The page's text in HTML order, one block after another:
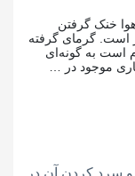
خنک گرفتن
است. گرمای گرفته
است به گونه‌ای
موجود در …
سرد کردن آن در